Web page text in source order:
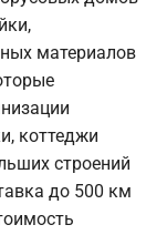
материалов
коттеджи
строений
до 500 км